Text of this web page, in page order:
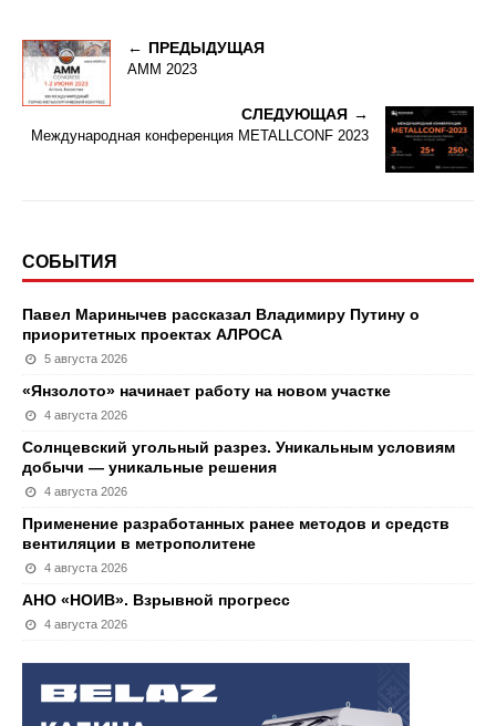
ПРЕДЫДУЩАЯ
АММ 2023
СЛЕДУЮЩАЯ
Международная конференция METALLCONF 2023
СОБЫТИЯ
Павел Маринычев рассказал Владимиру Путину о
приоритетных проектах АЛРОСА
5 августа 2026
«Янзолото» начинает работу на новом участке
4 августа 2026
Солнцевский угольный разрез. Уникальным условиям
добычи — уникальные решения
4 августа 2026
Применение разработанных ранее методов и средств
вентиляции в метрополитене
4 августа 2026
АНО «НОИВ». Взрывной прогресс
4 августа 2026